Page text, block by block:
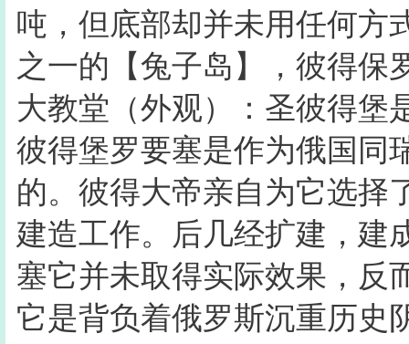
吨，但底部却并未用任何方
之一的【兔子岛】，彼得保
大教堂（外观）：圣彼得堡
彼得堡罗要塞是作为俄国同
的。彼得大帝亲自为它选择
建造工作。后几经扩建，建
塞它并未取得实际效果，反
它是背负着俄罗斯沉重历史